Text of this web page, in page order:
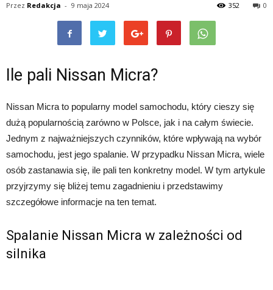
Przez Redakcja - 9 maja 2024 0
352
Ile pali Nissan Micra?
Nissan Micra to popularny model samochodu, który cieszy się
dużą popularnością zarówno w Polsce, jak i na całym świecie.
Jednym z najważniejszych czynników, które wpływają na wybór
samochodu, jest jego spalanie. W przypadku Nissan Micra, wiele
osób zastanawia się, ile pali ten konkretny model. W tym artykule
przyjrzymy się bliżej temu zagadnieniu i przedstawimy
szczegółowe informacje na ten temat.
Spalanie Nissan Micra w zależności od
silnika